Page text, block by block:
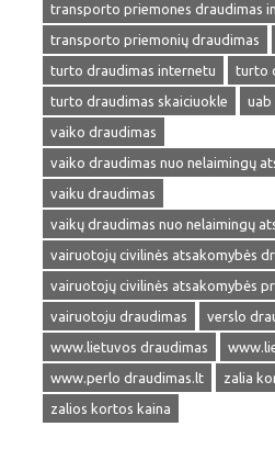
transporto priemones draudimas
transporto priemonių draudimas
turto draudimas internetu
turto
turto draudimas skaiciuokle
uab
vaiko draudimas
vaiko draudimas nuo nelaimingų
vaiku draudimas
vaikų draudimas nuo nelaimingų
vairuotojų civilinės atsakomybės
vairuotojų civilinės atsakomybės
vairuotoju draudimas
verslo
www.lietuvos draudimas
www.perlo draudimas.lt
zalia
zalios kortos kaina